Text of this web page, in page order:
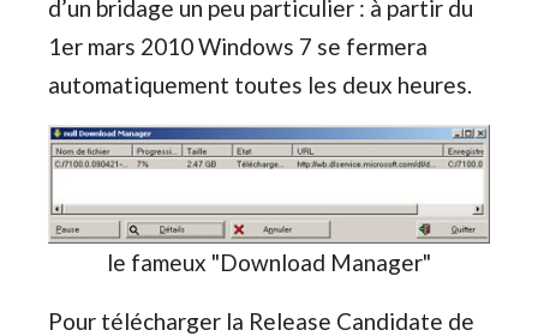
d’un bridage un peu particulier : à partir du
1er mars 2010 Windows 7 se fermera
automatiquement toutes les deux heures.
le fameux "Download Manager"
Pour télécharger la Release Candidate de